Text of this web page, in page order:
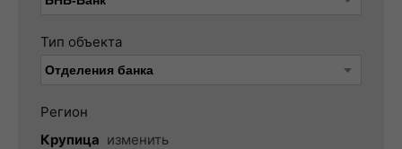
Тип объекта
Регион
Крупица изменить